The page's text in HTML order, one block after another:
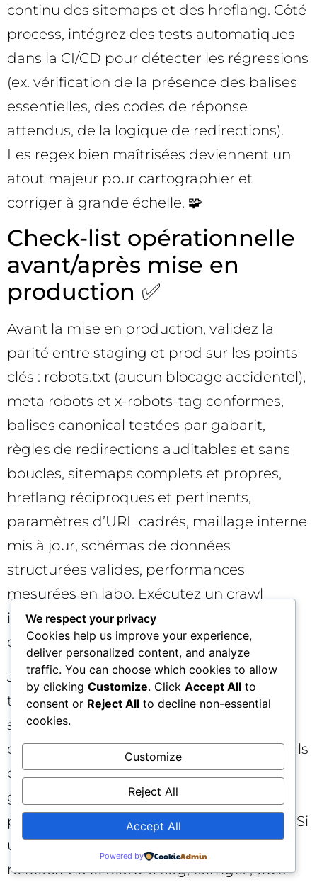
continu des sitemaps et des hreflang. Côté
process, intégrez des tests automatiques
dans la CI/CD pour détecter les régressions
(ex. vérification de la présence des balises
essentielles, des codes de réponse
attendus, de la logique de redirections).
Les regex bien maîtrisées deviennent un
atout majeur pour cartographier et
corriger à grande échelle. 🧩
Check-list opérationnelle
avant/après mise en
production ✅
Avant la mise en production, validez la
parité entre staging et prod sur les points
clés : robots.txt (aucun blocage accidentel),
meta robots et x-robots-tag conformes,
balises canonical testées par gabarit,
règles de redirections auditables et sans
boucles, sitemaps complets et propres,
hreflang réciproques et pertinents,
paramètres d’URL cadrés, maillage interne
mis à jour, schémas de données
structurées valides, performances
mesurées en labo. Exécutez un crawl
intégral du périmètre concerné et
documentez tout.
Juste après le déploiement, surveillez en
temps rapproché : codes HTTP, erreurs
serveur, variations de couverture
d’indexation, logs de crawl, Core Web Vitals
en conditions réelles, trafic organique par
gabarit. Comparez avec un crawl post-
prod pour détecter écarts et régressions. Si
une anomalie critique apparaît, activez le
rollback via le feature flag, corrigez, puis
We respect your privacy
Cookies help us improve your experience,
deliver personalized content, and analyze
traffic. You can choose which cookies to allow
by clicking Customize. Click Accept All to
consent or Reject All to decline non-essential
cookies.
Customize
Reject All
Accept All
Powered by